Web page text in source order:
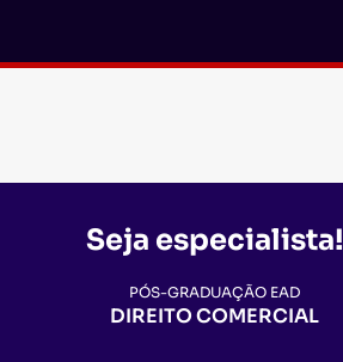
Seja especialista!
PÓS-GRADUAÇÃO EAD
DIREITO COMERCIAL